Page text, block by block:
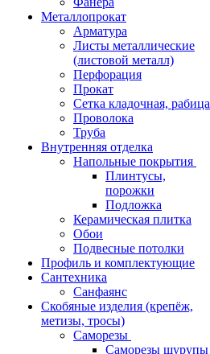
Металлопрокат
Арматура
Листы металлические
(листовой металл)
Перфорация
Прокат
Сетка кладочная, рабица
Проволока
Труба
Внутренняя отделка
Напольные покрытия
Плинтусы,
порожки
Подложка
Керамическая плитка
Обои
Подвесные потолки
Профиль и комплектующие
Сантехника
Санфаянс
Скобяные изделия (крепёж,
метизы, тросы)
Саморезы
Саморезы шурупы